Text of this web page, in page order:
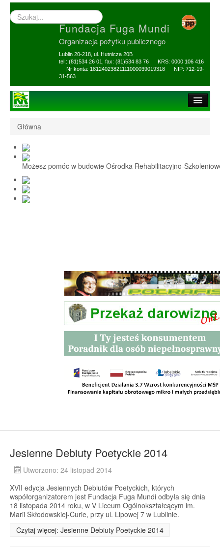
Wyszukiwarka
–
Fundacja Fuga Mundi
Organizacja pożytku publicznego
Lublin 20-218, ul. Hutnicza 20B
tel.: (81)534 26 01, fax: (81)534 83 76 KRS: 0000 106 416
Nr konta: 18124023821111000039019318 NIP: 712-19-
31-563
1,5% i darowizny
Nasi Beneficjenci
Ośrodek Reh-Szkol
Sprawozdania
Główna
Możesz pomóc w budowie Ośrodka Rehabilitacyjno-
Jesienne Debiuty Poetyckie 2014
Utworzono: 24 listopad 2014
XVII edycja Jesiennych Debiutów Poetyckich, których
współorganizatorem jest Fundacja Fuga Mundi odbyła się dnia
18 listopada 2014 roku, w V Liceum Ogólnokształcącym im.
Marii Skłodowskiej-Curie, przy ul. Lipowej 7 w Lublinie.
Czytaj więcej: Jesienne Debiuty Poetyckie 2014